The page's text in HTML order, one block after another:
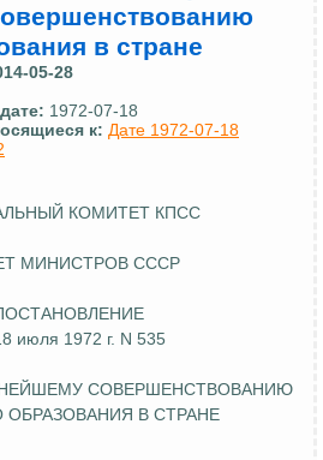
в стране
05-28
1972-07-18
к: Дате 1972-07-18
КОМИТЕТ КПСС
МИНИСТРОВ СССР
июля 1972 г. N 535
СОВЕРШЕНСТВОВАНИЮ
В СТРАНЕ